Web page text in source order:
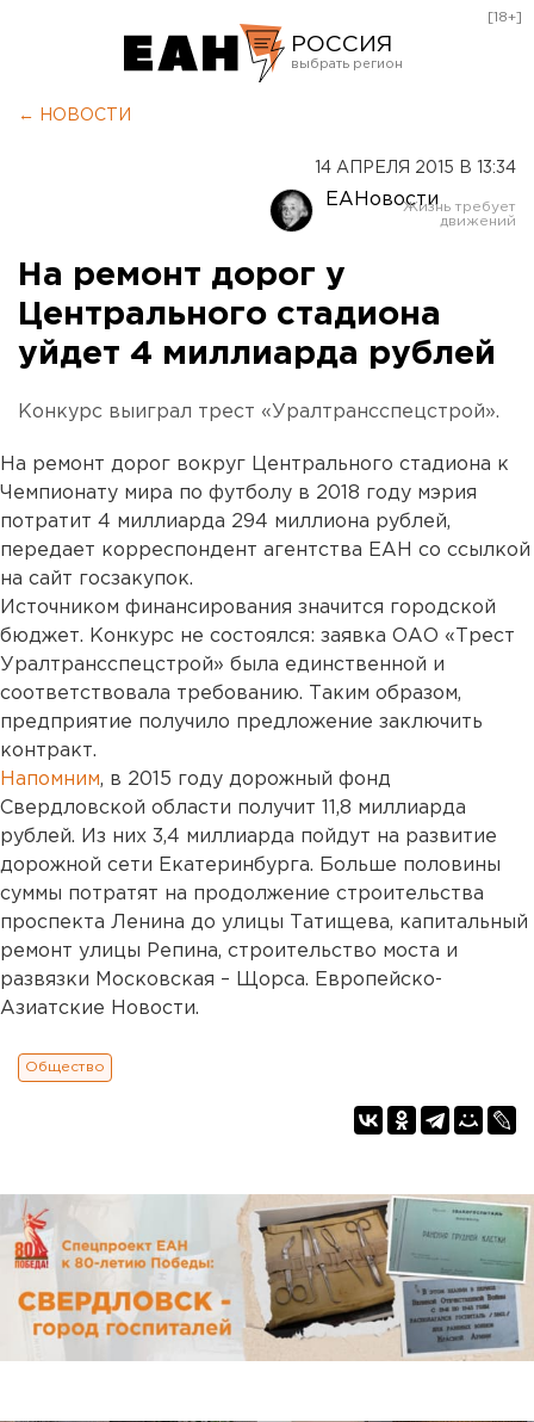
РОССИЯ
Оренбург
[18+]
← НОВОСТИ
14 АПРЕЛЯ 2015 В 13:34
ЕАНовости
На ремонт дорог у
Центрального стадиона
уйдет 4 миллиарда рублей
Конкурс выиграл трест «Уралтрансспецстрой».
На ремонт дорог вокруг Центрального стадиона к
Чемпионату мира по футболу в 2018 году мэрия
потратит 4 миллиарда 294 миллиона рублей,
передает корреспондент агентства ЕАН со ссылкой
на сайт госзакупок.
Источником финансирования значится городской
бюджет. Конкурс не состоялся: заявка ОАО «Трест
Уралтрансспецстрой» была единственной и
соответствовала требованию. Таким образом,
предприятие получило предложение заключить
контракт.
Напомним, в 2015 году дорожный фонд
Свердловской области получит 11,8 миллиарда
рублей. Из них 3,4 миллиарда пойдут на развитие
дорожной сети Екатеринбурга. Больше половины
суммы потратят на продолжение строительства
проспекта Ленина до улицы Татищева, капитальный
ремонт улицы Репина, строительство моста и
развязки Московская – Щорса. Европейско-
Азиатские Новости.
Общество